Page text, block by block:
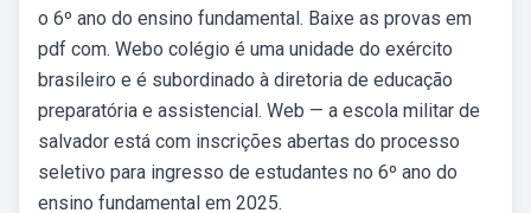
o 6º ano do ensino fundamental. Baixe as provas em
pdf com. Webo colégio é uma unidade do exército
brasileiro e é subordinado à diretoria de educação
preparatória e assistencial. Web — a escola militar de
salvador está com inscrições abertas do processo
seletivo para ingresso de estudantes no 6º ano do
ensino fundamental em 2025.